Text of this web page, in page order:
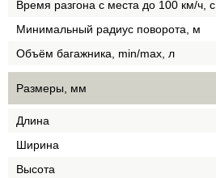
Время разгона с места до 100 км/ч, с
Минимальный радиус поворота, м
Объём багажника, min/max, л
Размеры, мм
Длина
Ширина
Высота